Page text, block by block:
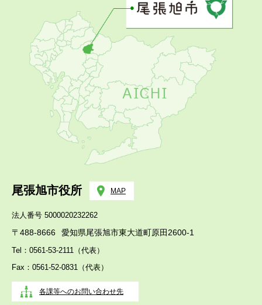
尾張旭市役所 MAP
法人番号 5000020232262
〒488-8666 愛知県尾張旭市東大道町原田2600-1
Tel：0561-53-2111（代表）
Fax：0561-52-0831（代表）
各課等へのお問い合わせ先